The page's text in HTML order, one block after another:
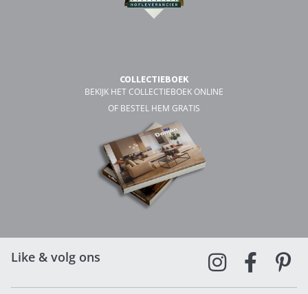
COLLECTIEBOEK
BEKIJK HET COLLECTIEBOEK ONLINE
OF BESTEL HEM GRATIS
Like & volg ons